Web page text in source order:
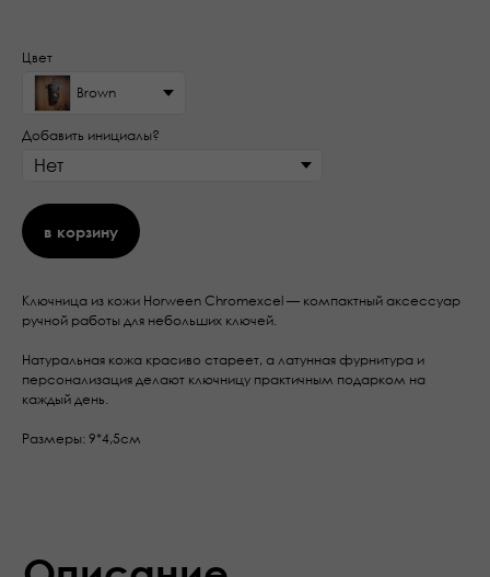
Цвет
Brown
Добавить инициалы?
в корзину
Ключница из кожи Horween Chromexcel — компактный аксессуар
ручной работы для небольших ключей.
Натуральная кожа красиво стареет, а латунная фурнитура и
персонализация делают ключницу практичным подарком на
каждый день.
Размеры: 9*4,5см
Описание
Компактная ключница из кожи Horween—
удобный аксессуар для тех, кто хочет
держать ключи в порядке и не царапать ими
Это плотная, насыщенная маслами и